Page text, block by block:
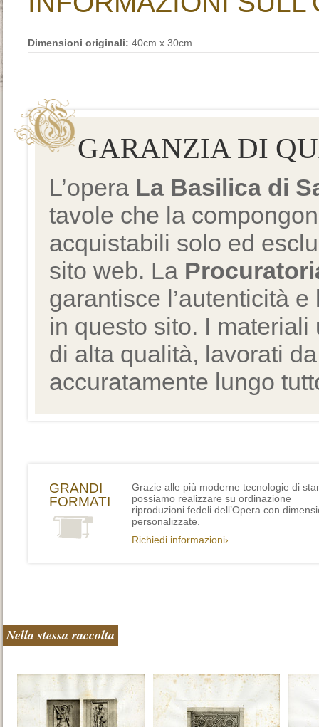
Dimensioni originali: 40cm x 30cm
GARANZIA DI
L’opera La Basilica di
tavole che la
acquistabili solo ed
sito web. La
garantisce l’autenticità
in questo sito. I
di alta qualità, lavorati
accuratamente lungo
GRANDI
FORMATI
Grazie alle più moderne tecnologie di
possiamo realizzare su ordinazione
riproduzioni fedeli dell’Opera con
personalizzate.
Richiedi informazioni›
Nella stessa raccolta